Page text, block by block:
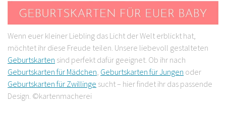
Wenn euer kleiner Liebling das Licht der Welt erblickt hat,
möchtet ihr diese Freude teilen. Unsere liebevoll gestalteten
Geburtskarten sind perfekt dafür geeignet. Ob ihr nach
Geburtskarten für Mädchen, Geburtskarten für Jungen oder
Geburtskarten für Zwillinge sucht – hier findet ihr das passende
Design. ©kartenmacherei